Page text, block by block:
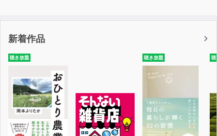
新着作品
聴き放題 聴き放題 聴